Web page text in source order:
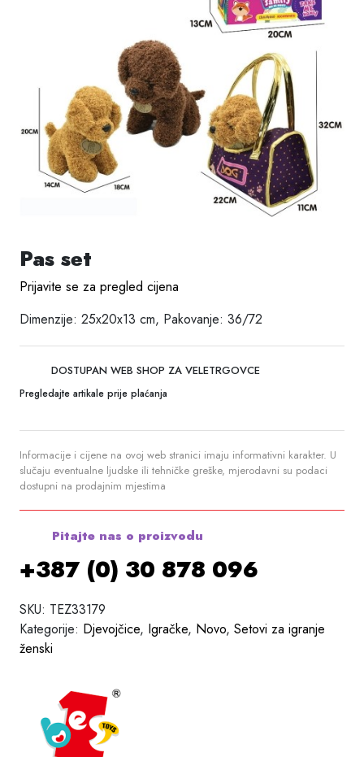
Pas set
Prijavite se za pregled cijena
Dimenzije: 25x20x13 cm, Pakovanje: 36/72
DOSTUPAN WEB SHOP ZA VELETRGOVCE
Pregledajte artikale prije plaćanja
Informacije i cijene na ovoj web stranici imaju informativni karakter. U
slučaju eventualne ljudske ili tehničke greške, mjerodavni su podaci
dostupni na prodajnim mjestima
Pitajte nas o proizvodu
+387 (0) 30 878 096
SKU: TEZ33179
Kategorije: Djevojčice, Igračke, Novo, Setovi za igranje
ženski